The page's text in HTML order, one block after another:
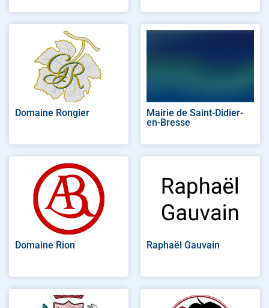
Domaine Rongier
Mairie de Saint-Didier-
en-Bresse
Domaine Rion Raphaël Gauvain